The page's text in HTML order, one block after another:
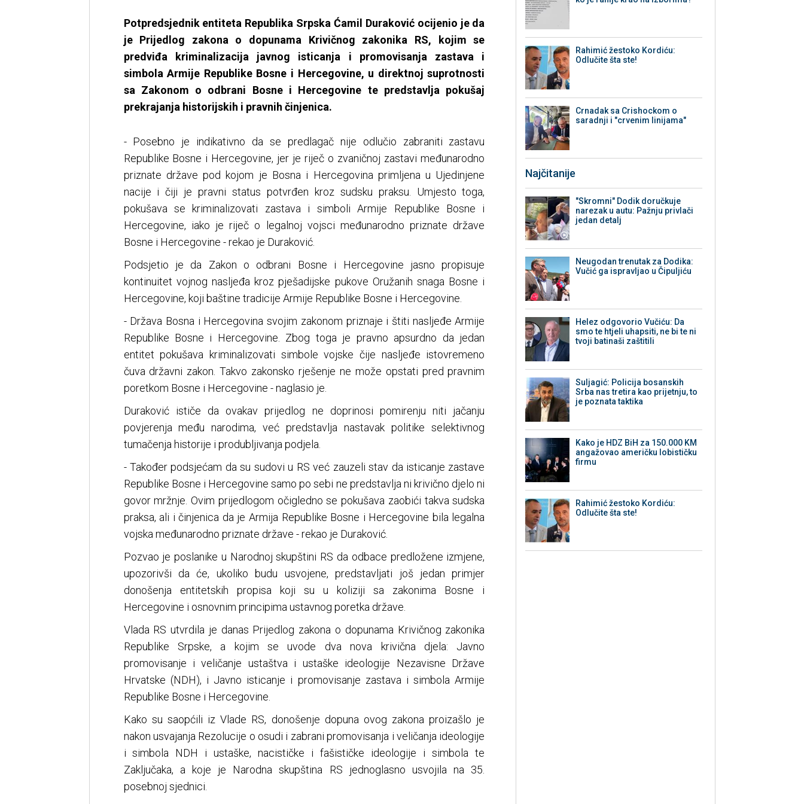
Potpredsjednik entiteta Republika Srpska Ćamil Duraković ocijenio je da
je Prijedlog zakona o dopunama Krivičnog zakonika RS, kojim se
predviđa kriminalizacija javnog isticanja i promovisanja zastava i
simbola Armije Republike Bosne i Hercegovine, u direktnoj suprotnosti
sa Zakonom o odbrani Bosne i Hercegovine te predstavlja pokušaj
prekrajanja historijskih i pravnih činjenica.
- Posebno je indikativno da se predlagač nije odlučio zabraniti zastavu
Republike Bosne i Hercegovine, jer je riječ o zvaničnoj zastavi međunarodno
priznate države pod kojom je Bosna i Hercegovina primljena u Ujedinjene
nacije i čiji je pravni status potvrđen kroz sudsku praksu. Umjesto toga,
pokušava se kriminalizovati zastava i simboli Armije Republike Bosne i
Hercegovine, iako je riječ o legalnoj vojsci međunarodno priznate države
Bosne i Hercegovine - rekao je Duraković.
Podsjetio je da Zakon o odbrani Bosne i Hercegovine jasno propisuje
kontinuitet vojnog nasljeđa kroz pješadijske pukove Oružanih snaga Bosne i
Hercegovine, koji baštine tradicije Armije Republike Bosne i Hercegovine.
- Država Bosna i Hercegovina svojim zakonom priznaje i štiti nasljeđe Armije
Republike Bosne i Hercegovine. Zbog toga je pravno apsurdno da jedan
entitet pokušava kriminalizovati simbole vojske čije nasljeđe istovremeno
čuva državni zakon. Takvo zakonsko rješenje ne može opstati pred pravnim
poretkom Bosne i Hercegovine - naglasio je.
Duraković ističe da ovakav prijedlog ne doprinosi pomirenju niti jačanju
povjerenja među narodima, već predstavlja nastavak politike selektivnog
tumačenja historije i produbljivanja podjela.
- Također podsjećam da su sudovi u RS već zauzeli stav da isticanje zastave
Republike Bosne i Hercegovine samo po sebi ne predstavlja ni krivično djelo ni
govor mržnje. Ovim prijedlogom očigledno se pokušava zaobići takva sudska
praksa, ali i činjenica da je Armija Republike Bosne i Hercegovine bila legalna
vojska međunarodno priznate države - rekao je Duraković.
Pozvao je poslanike u Narodnoj skupštini RS da odbace predložene izmjene,
upozorivši da će, ukoliko budu usvojene, predstavljati još jedan primjer
donošenja entitetskih propisa koji su u koliziji sa zakonima Bosne i
Hercegovine i osnovnim principima ustavnog poretka države.
Vlada RS utvrdila je danas Prijedlog zakona o dopunama Krivičnog zakonika
Republike Srpske, a kojim se uvode dva nova krivična djela: Javno
promovisanje i veličanje ustaštva i ustaške ideologije Nezavisne Države
Hrvatske (NDH), i Javno isticanje i promovisanje zastava i simbola Armije
Republike Bosne i Hercegovine.
Kako su saopćili iz Vlade RS, donošenje dopuna ovog zakona proizašlo je
nakon usvajanja Rezolucije o osudi i zabrani promovisanja i veličanja ideologije
i simbola NDH i ustaške, nacističke i fašističke ideologije i simbola te
Zaključaka, a koje je Narodna skupština RS jednoglasno usvojila na 35.
posebnoj sjednici.
Rahimić žestoko Kordiću:
Odlučite šta ste!
Crnadak sa Crishockom o
saradnji i "crvenim linijama"
Najčitanije
"Skromni" Dodik doručkuje
narezak u autu: Pažnju privlači
jedan detalj
Neugodan trenutak za Dodika:
Vučić ga ispravljao u Čipuljiću
Helez odgovorio Vučiću: Da
smo te htjeli uhapsiti, ne bi te ni
tvoji batinaši zaštitili
Suljagić: Policija bosanskih
Srba nas tretira kao prijetnju, to
je poznata taktika
Kako je HDZ BiH za 150.000 KM
angažovao američku lobističku
firmu
Rahimić žestoko Kordiću:
Odlučite šta ste!